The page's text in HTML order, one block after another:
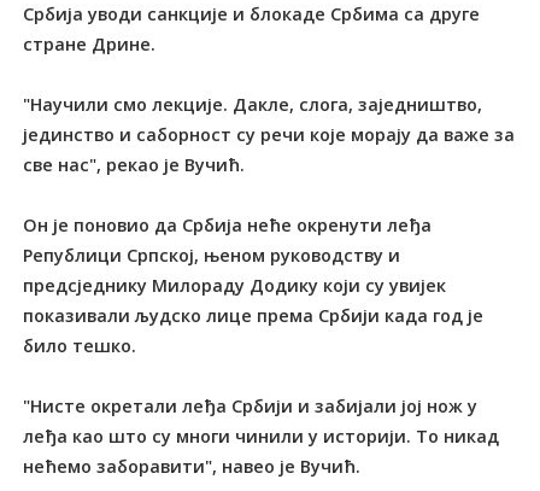
Србија уводи санкције и блокаде Србима са друге
стране Дрине.
"Научили смо лекције. Дакле, слога, заједништво,
јединство и саборност су речи које морају да важе за
све нас", рекао је Вучић.
Он је поновио да Србија неће окренути леђа
Републици Српској, њеном руководству и
предсједнику Милораду Додику који су увијек
показивали људско лице према Србији када год је
било тешко.
"Нисте окретали леђа Србији и забијали јој нож у
леђа као што су многи чинили у историји. То никад
нећемо заборавити", навео је Вучић.